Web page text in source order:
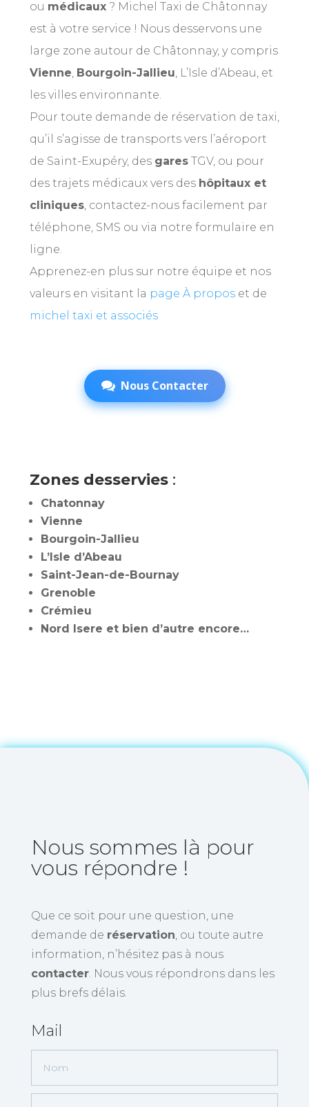
ou médicaux? Michel Taxi de Châtonnay
est à votre service ! Nous desservons une
large zone autour de Châtonnay, y compris
Vienne Bourgoin-Jallieu , L’Isle d’Abeau, et
les villes environnante.
Pour toute demande de réservation de taxi,
qu’il s’agisse de transports vers l’aéroport
de Saint-Exupéry, des garesTGV, ou pour
des trajets médicaux vers des hôpitaux et
cliniques, contactez-nous facilement par
téléphone, SMS ou via notre formulaire en
ligne.
Apprenez-en plus sur notre équipe et nos
valeurs en visitant la page Àpropos et de
michel taxi et associés
Nous Contacter
Zones desservies:
Chatonnay
Vienne
Bourgoin-Jallieu
L’Isle d’Abeau
Saint-Jean-de-Bournay
Grenoble
Crémieu
Nord Isere et bien d’autre encore…
Nous sommes là pour
vous répondre !
Que ce soit pour une question, une
demande de réservation , ou toute autre
information, n’hésitez pas à nous
contacter. Nous vous répondrons dans les
plus brefs délais.
Mail